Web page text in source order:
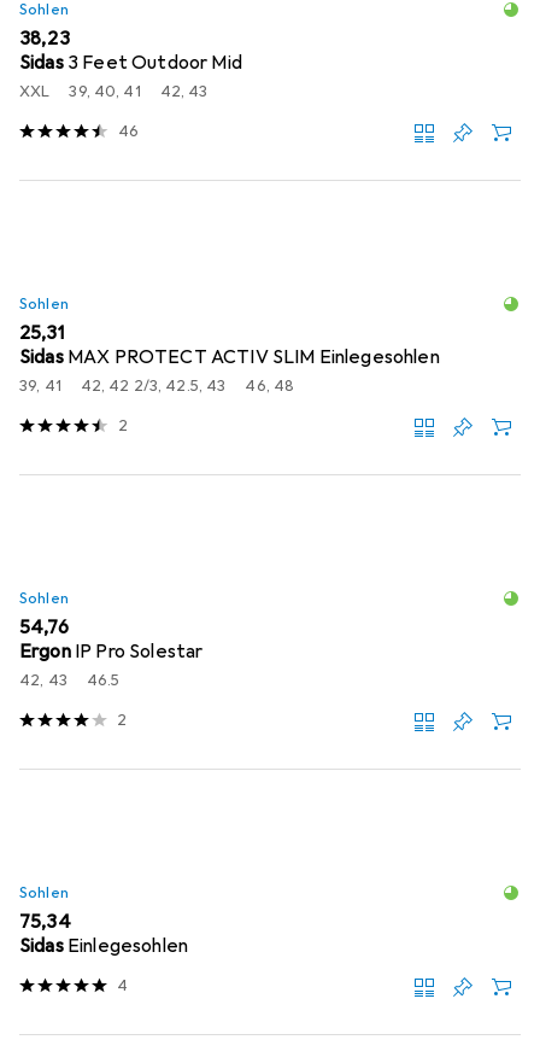
Sohlen
EUR
38,23
Sidas 3 Feet Outdoor Mid
XXL 39, 40, 41 42, 43
46
Sohlen
EUR
25,31
Sidas MAX PROTECT ACTIV SLIM Einlegesohlen
39, 41 42, 42 2/3, 42.5, 43 46, 48
2
Sohlen
EUR
54,76
Ergon IP Pro Solestar
42, 43 46.5
2
Sohlen
EUR
75,34
Sidas Einlegesohlen
4